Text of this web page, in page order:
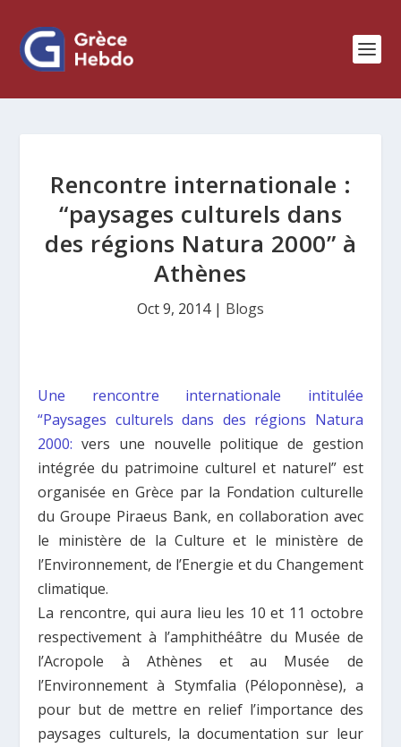
Rencontre internationale :
“paysages culturels dans
des régions Natura 2000” à
Athènes
Oct 9, 2014| Blogs
Une rencontre internationale intitulée
“Paysages culturels dans des régions Natura
2000:vers une nouvelle politique de gestion
intégrée du patrimoine culturel et naturel” est
organisée en Grèce par la Fondation culturelle
du Groupe Piraeus Bank, en collaboration avec
le ministère de la Culture et le ministère de
l’Environnement, de l’Energie et du Changement
climatique.
La rencontre, qui aura lieu les 10 et 11 octobre
respectivement à l’amphithéâtre du Musée de
l’Acropole à Athènes et au Musée de
l’Environnement à Stymfalia (Péloponnèse), a
pour but de mettre en relief l’importance des
paysages culturels, la documentation sur leur